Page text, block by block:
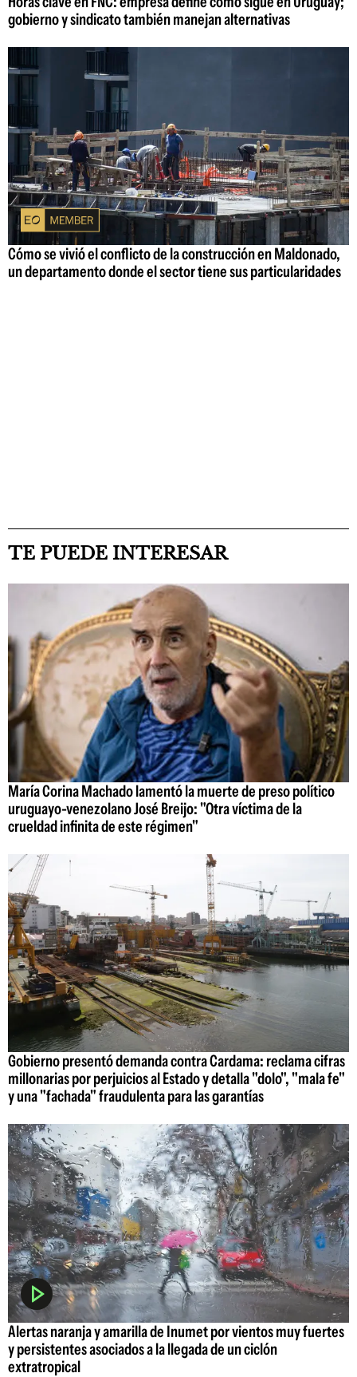
gobierno y sindicato también manejan alternativas
Cómo se vivió el conflicto de la construcción en Maldonado,
un departamento donde el sector tiene sus particularidades
TE PUEDE INTERESAR
María Corina Machado lamentó la muerte de preso político
uruguayo-venezolano José Breijo: "Otra víctima de la
crueldad infinita de este régimen"
Gobierno presentó demanda contra Cardama: reclama cifras
millonarias por perjuicios al Estado y detalla "dolo", "mala fe"
y una "fachada" fraudulenta para las garantías
Alertas naranja y amarilla de Inumet por vientos muy fuertes
y persistentes asociados a la llegada de un ciclón
extratropical